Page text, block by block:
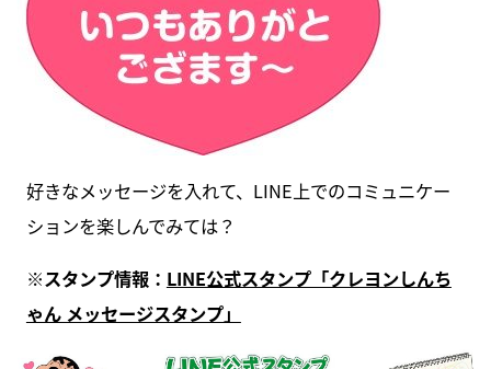
好きなメッセージを入れて、LINE上でのコミュニケー
ションを楽しんでみては？
※スタンプ情報： LINE公式スタンプ「クレヨンしんち
ゃん メッセージスタンプ」